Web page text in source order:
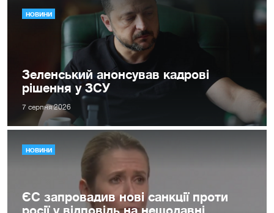
НОВИНИ
Зеленський анонсував кадрові
рішення у ЗСУ
7 серпня 2026
НОВИНИ
ЄС запровадив нові санкції проти